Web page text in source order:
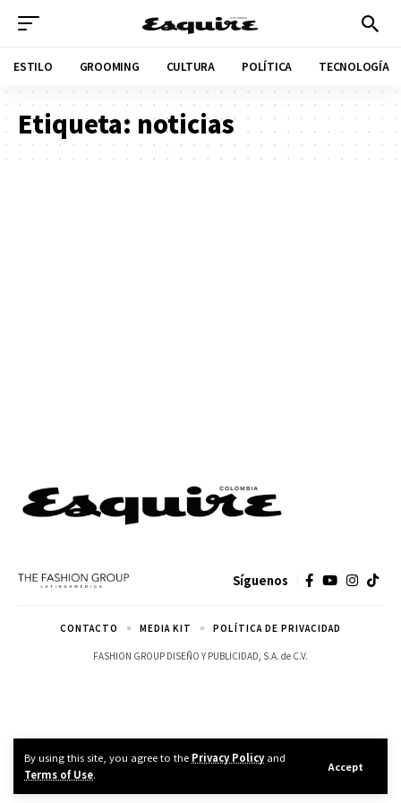
By using this site, you agree to the Privacy Policyand
Terms of Use.
Accept
ESTILO GROOMING CULTURA POLÍTICA TECNOLOGÍA
Etiqueta: noticias
Síguenos
FASHION GROUP DISEÑO Y PUBLICIDAD, S.A. de C.V.
CONTACTO MEDIA KIT POLÍTICA DE PRIVACIDAD